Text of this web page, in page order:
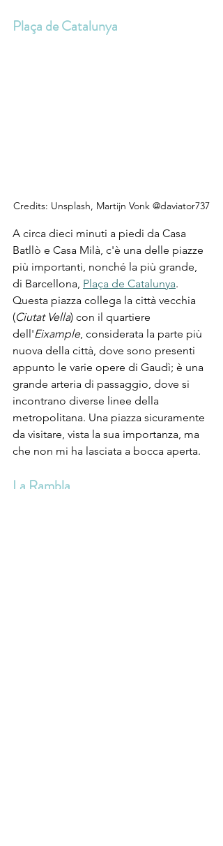
Plaça de Catalunya
Credits: Unsplash, Martijn Vonk @daviator737
A circa dieci minuti a piedi da Casa
Batllò e Casa Milà, c'è una delle piazze
più importanti, nonché la più grande,
di Barcellona, Plaça de Catalunya.
Questa piazza collega la città vecchia
(Ciutat Vella) con il quartiere
dell'Eixample, considerata la parte più
nuova della città, dove sono presenti
appunto le varie opere di Gaudì; è una
grande arteria di passaggio, dove si
incontrano diverse linee della
metropolitana. Una piazza sicuramente
da visitare, vista la sua importanza, ma
che non mi ha lasciata a bocca aperta.
La Rambla